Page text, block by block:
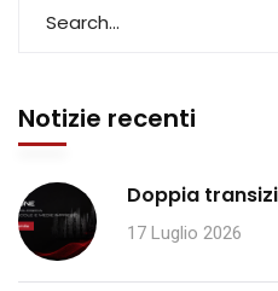
Notizie recenti
Doppia
17 Luglio 2026